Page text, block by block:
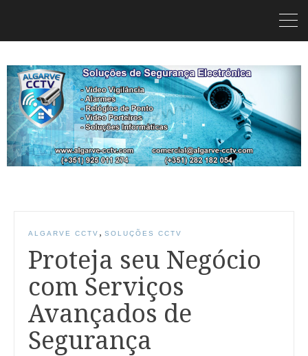
ALGARVE CCTV , SOLUÇÕES CCTV
Proteja seu Negócio
com Serviços
Avançados de
Segurança